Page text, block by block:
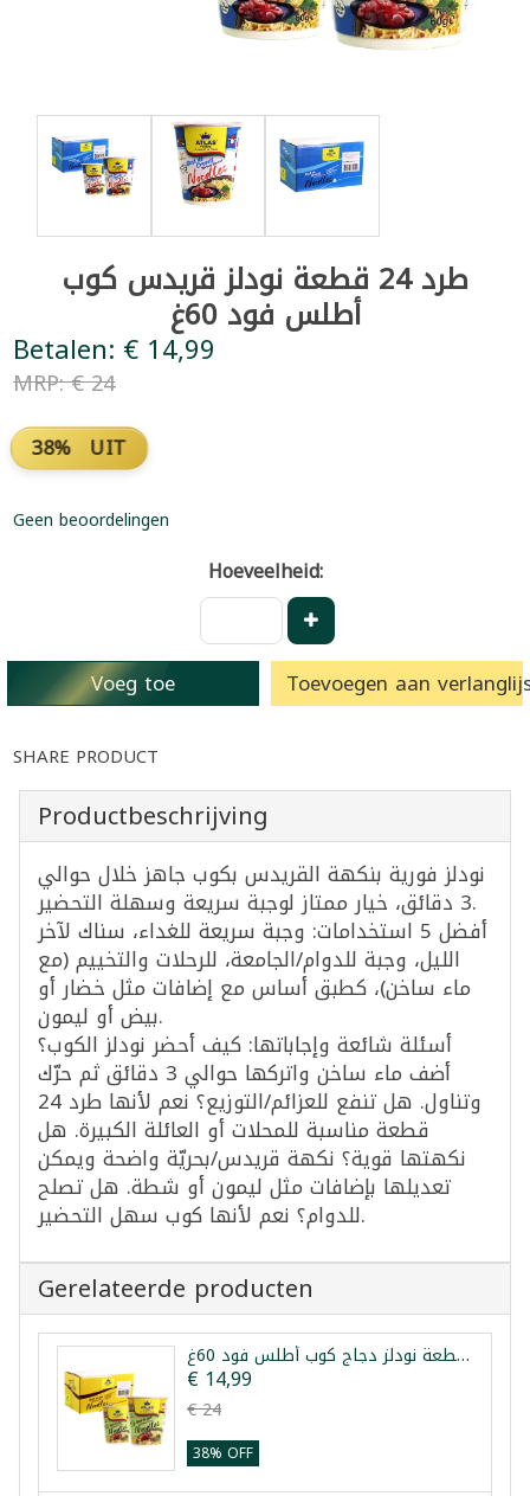
طرد 24 قطعة نودلز قريدس كوب
أطلس فود 60غ
Betalen: € 14,99
MRP: € 24
38% UIT
Geen beoordelingen
Hoeveelheid:
Voeg toe Toevoegen aan
SHARE PRODUCT
Productbeschrijving
نودلز فورية بنكهة القريدس بكوب جاهز خلال حوالي
3 دقائق، خيار ممتاز لوجبة سريعة وسهلة التحضير.
أفضل 5 استخدامات: وجبة سريعة للغداء، سناك لآخر
الليل، وجبة للدوام/الجامعة، للرحلات والتخييم (مع
ماء ساخن)، كطبق أساس مع إضافات مثل خضار أو
بيض أو ليمون.
أسئلة شائعة وإجاباتها: كيف أحضر نودلز الكوب؟
أضف ماء ساخن واتركها حوالي 3 دقائق ثم حرّك
وتناول. هل تنفع للعزائم/التوزيع؟ نعم لأنها طرد 24
قطعة مناسبة للمحلات أو العائلة الكبيرة. هل
نكهتها قوية؟ نكهة قريدس/بحريّة واضحة ويمكن
تعديلها بإضافات مثل ليمون أو شطة. هل تصلح
للدوام؟ نعم لأنها كوب سهل التحضير.
Gerelateerde producten
طرد 24 قطعة نودلز دجاج كوب أطلس فود 60غ
€ 14,99
€ 24
38% OFF